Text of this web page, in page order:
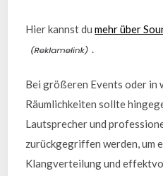
Hier kannst dumehr über
Bei größeren Events oder in
Räumlichkeiten sollte
Lautsprecher und
zurückgegriffen werden, um
Klangverteilung und